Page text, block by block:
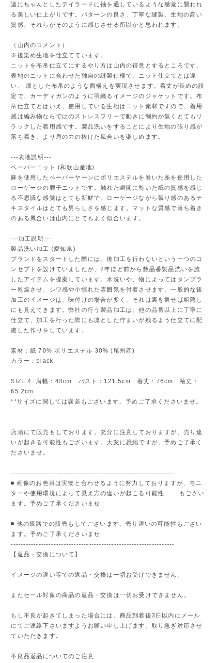
議にちゃんとしたテイラードに袖を通しているような感覚に襲われ
る美しい仕上がりです。パターンの良さ、丁寧な縫製、生地の高い
質感、それらがそのように感じさせる所以かと思われます。
（山内のコメント）
※後染め生地を仕立てています。
ニットを布帛仕立てにするやり方は山内の得意とするところです。
表地のニットに合わせた独自の縫製仕様で、ニット仕立てとは違
い、 凛とした布帛のような面構えを実現させます。着丈が⻑めの設
定で、カーディガンのように羽織るイメージのジャケットです。布
帛仕立てとはいえ、使用している生地はニット素材ですので、着用
感は編み物ならではのストレスフリーで動きに制約が無くとてもリ
ラックした着用感です。製品洗いをすることにより生地の張り感が
落ち着き、より肩の力の抜けた風合いを楽しめます。
---表地説明---
ペーパーニット (和歌山産地)
麻を使用したペーパーヤーンにポリエステルを巻いた糸を使用した
ローゲージの鹿子ニットです。触れた瞬間に乾いた紙の質感を感じ
る不思議な感覚はとても新鮮で、ローゲージながら張り感のあるテ
キスタイルはとても男らしさを感じます。マットな質感で落ち着き
のある風合いは山内にとてもよく似合います。
---加工説明---
製品洗い加工 (愛知県)
ブランドをスタートした際には、後加工を行わないという一つのコ
ンセプトを設けていましたが、2年ほど前から数品番製品洗いを施
したアイテムを提案しています。水洗いや、物によってはタンブラ
ー乾燥させ、シワ感や小慣れた雰囲気を付着させます。一般的な後
加工のイメージは、味付けの場合が多く、それは裏を返せば粗隠し
にも見えてきます。弊社の行う製品加工は、他の品番以上に丁寧に
仕立て、加工を行った際にも凛とした佇まいが残るよう仕立てに配
慮した作りをしています。
素材：紙 70% ポリエステル 30% (尾州産)
カラー：black
SIZE 4: 肩幅：48cm バスト：121.5cm 着丈：76cm 袖丈：
65.2cm
**サイズに関しては誤差もございます。予めご了承くださいませ。
-----------------------------------------------------------------
店頭にて販売もしております。充分に注意しておりますが、売り違
いが起きる可能性もございます。大変に恐縮ですが、予めご了承く
ださいませ。
-----------------------------------------------------------------
■ 画像のお色目は実物と合わせるように努力しておりますが、モニ
ターや使用環境によって見え方の違いが起こる可能性 もござい
ます。予めご了承くださいませ
■ 他の販路での販売もしてございます。売り違いの可能性もござい
ます。予めご了承くださいませ
-----------------------------------------------------------------
【返品・交換について】
イメージの違い等での返品・交換は一切お受けできません。
またセール対象の商品の返品・交換は一切お受けできません。
もし不良が起きてしまった場合には、商品到着後3日以内にメール
にてご連絡下さいますようお願い申し上げます。取り急ぎ対応させ
ていただきます。
不良品返品についてのご注意